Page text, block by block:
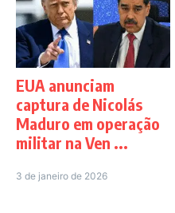
EUA anunciam
captura de Nicolás
Maduro em operação
militar na Ven ...
3 de janeiro de 2026